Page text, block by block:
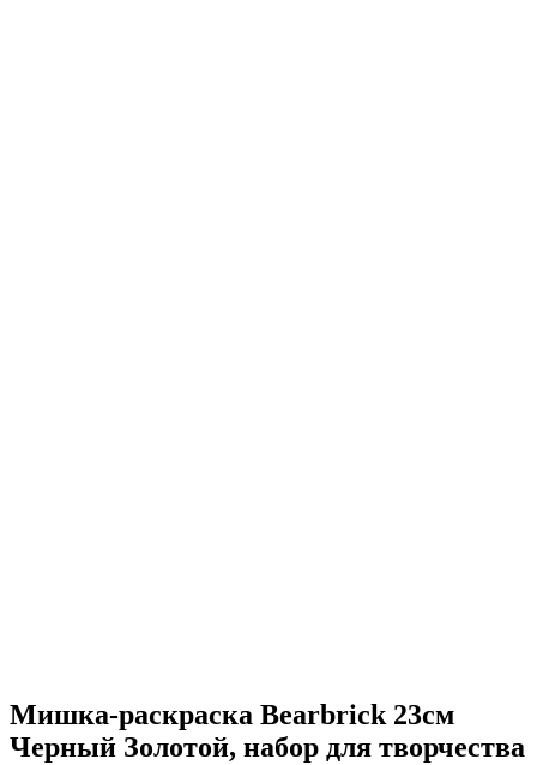
Мишка-раскраска Bearbrick 23см
Черный Золотой, набор для творчества